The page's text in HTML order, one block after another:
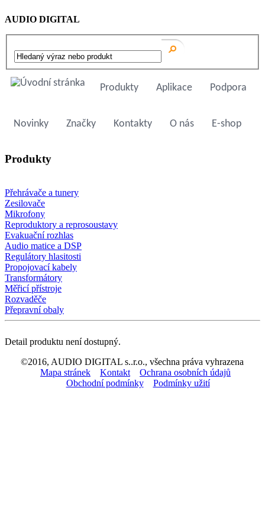
AUDIO DIGITAL
Produkty Aplikace Podpora
Novinky Značky Kontakty O nás E-shop
Produkty
Přehrávače a tunery
Zesilovače
Mikrofony
Reproduktory a reprosoustavy
Evakuační rozhlas
Audio matice a DSP
Regulátory hlasitosti
Propojovací kabely
Transformátory
Měřicí přístroje
Rozvaděče
Přepravní obaly
Detail produktu není dostupný.
©2016, AUDIO DIGITAL s..r.o., všechna práva vyhrazena
Mapa stránek
Kontakt
Ochrana osobních údajů
Obchodní podmínky
Podmínky užití